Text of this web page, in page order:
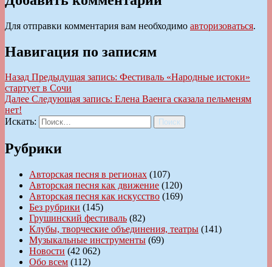
Для отправки комментария вам необходимо авторизоваться.
Навигация по записям
Назад Предыдущая запись: Фестиваль «Народные истоки»
стартует в Сочи
Далее Следующая запись: Елена Ваенга сказала пельменям
нет!
Искать:
Поиск
Рубрики
Авторская песня в регионах (107)
Авторская песня как движение (120)
Авторская песня как искусство (169)
Без рубрики (145)
Грушинский фестиваль (82)
Клубы, творческие объединения, театры (141)
Музыкальные инструменты (69)
Новости (42 062)
Обо всем (112)